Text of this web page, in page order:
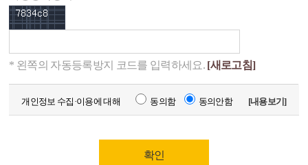
* 왼쪽의 자동등록방지 코드를 입력하세요. [새로고침]
개인정보 수집·이용에 대해 동의함 동의안함 [내용보기]